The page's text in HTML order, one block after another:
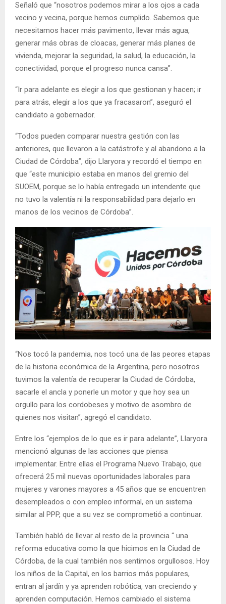
Señaló que “nosotros podemos mirar a los ojos a cada
vecino y vecina, porque hemos cumplido. Sabemos que
necesitamos hacer más pavimento, llevar más agua,
generar más obras de cloacas, generar más planes de
vivienda, mejorar la seguridad, la salud, la educación, la
conectividad, porque el progreso nunca cansa”.
“Ir para adelante es elegir a los que gestionan y hacen; ir
para atrás, elegir a los que ya fracasaron”, aseguró el
candidato a gobernador.
“Todos pueden comparar nuestra gestión con las
anteriores, que llevaron a la catástrofe y al abandono a la
Ciudad de Córdoba”, dijo Llaryora y recordó el tiempo en
que “este municipio estaba en manos del gremio del
SUOEM, porque se lo había entregado un intendente que
no tuvo la valentía ni la responsabilidad para dejarlo en
manos de los vecinos de Córdoba”.
“Nos tocó la pandemia, nos tocó una de las peores etapas
de la historia económica de la Argentina, pero nosotros
tuvimos la valentía de recuperar la Ciudad de Córdoba,
sacarle el ancla y ponerle un motor y que hoy sea un
orgullo para los cordobeses y motivo de asombro de
quienes nos visitan”, agregó el candidato.
Entre los “ejemplos de lo que es ir para adelante”, Llaryora
mencionó algunas de las acciones que piensa
implementar. Entre ellas el Programa Nuevo Trabajo, que
ofrecerá 25 mil nuevas oportunidades laborales para
mujeres y varones mayores a 45 años que se encuentren
desempleados o con empleo informal, en un sistema
similar al PPP, que a su vez se comprometió a continuar.
También habló de llevar al resto de la provincia “ una
reforma educativa como la que hicimos en la Ciudad de
Córdoba, de la cual también nos sentimos orgullosos. Hoy
los niños de la Capital, en los barrios más populares,
entran al jardín y ya aprenden robótica, van creciendo y
aprenden computación. Hemos cambiado el sistema